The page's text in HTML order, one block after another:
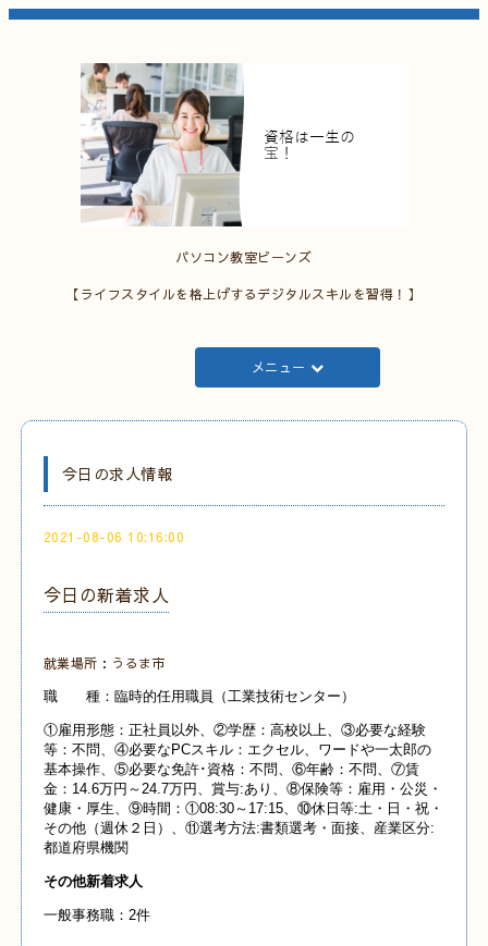
パソコン教室ビーンズ
【ライフスタイルを格上げするデジタルスキルを習得！】
メニュー
今日の求人情報
2021-08-06 10:16:00
今日の新着求人
就業場所：うるま市
職 種：臨時的任用職員（工業技術センター）
①雇用形態：正社員以外、②学歴：高校以上、③必要な経験
等：不問、④必要なPCスキル：エクセル、ワードや一太郎の
基本操作、⑤必要な免許･資格：不問、⑥年齢：不問、⑦賃
金：14.6万円～24.7万円、賞与:あり、⑧保険等：雇用・公災・
健康・厚生、⑨時間：①08:30～17:15、⑩休日等:土・日・祝・
その他（週休２日）、⑪選考方法:書類選考・面接、産業区分:
都道府県機関
その他新着求人
一般事務職：2件